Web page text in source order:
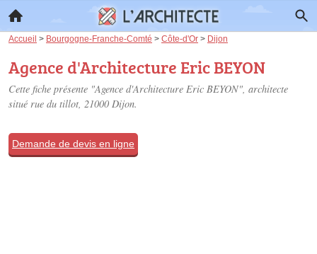
Accueil > Bourgogne-Franche-Comté > Côte-d'Or > Dijon
Agence d'Architecture Eric BEYON
Cette fiche présente "Agence d'Architecture Eric BEYON", architecte
situé rue du tillot, 21000 Dijon.
Demande de devis en ligne